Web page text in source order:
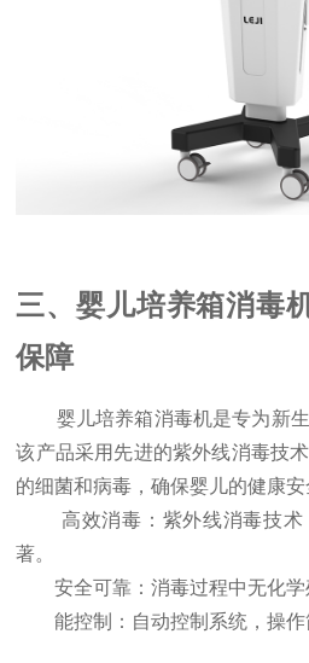
三、婴儿培养箱消
保障
婴儿培养箱消毒机是专为新生
该产品采用先进的紫外线消毒技
的细菌和病毒，确保婴儿的健康安
高效消毒：紫外线消毒技术
著。
安全可靠：消毒过程中无化学
能控制：自动控制系统，操作